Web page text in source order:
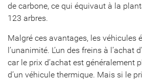
de carbone, ce qui équivaut à la
123 arbres.
Malgré ces avantages, les véhicules
l’unanimité. L’un des freins à l’achat
car le prix d’achat est généralement
d’un véhicule thermique. Mais si le